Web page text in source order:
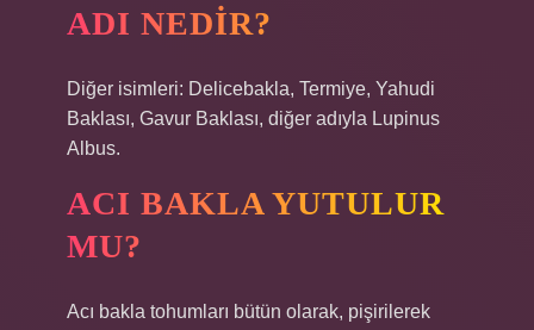
ADI NEDIR?
Diğer isimleri: Delicebakla, Termiye, Yahudi
Baklası, Gavur Baklası, diğer adıyla Lupinus
Albus.
ACI BAKLA YUTULUR
MU?
Acı bakla tohumları bütün olarak, pişirilerek